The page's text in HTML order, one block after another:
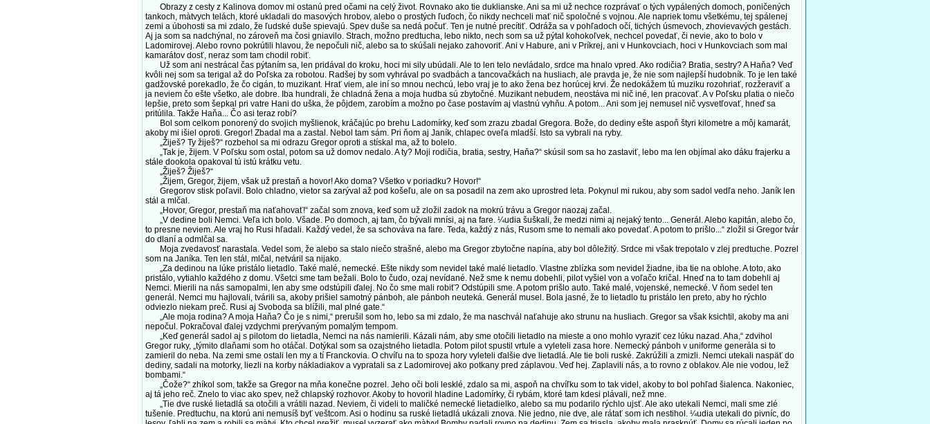
Obrazy z cesty z Kalinova domov mi ostanú pred očami na celý život. Rovnako ako tie duklianske. Ani sa mi už nechce rozprávať o tých vypálených domoch, poničených
tankoch, màtvych telách, ktoré ukladali do masových hrobov, alebo o prostých ľuďoch, čo nikdy nechceli mať nič spoločné s vojnou. Ale napriek tomu všetkému, tej spálenej
zemi a úbohosti sa mi zdalo, že ľudské duše spievajú. Spev duše sa nedá počuť. Ten je nutné precítiť. Odráža sa v pohľadoch očí, tichých úsmevoch, zhovievavých gestách.
Aj ja som sa nadchýnal, no zároveň ma čosi gniavilo. Strach, možno predtucha, lebo nikto, nech som sa už pýtal kohokoľvek, nechcel povedať, či nevie, ako to bolo v
Ladomirovej. Alebo rovno pokrútili hlavou, že nepočuli nič, alebo sa to skúšali nejako zahovoriť. Ani v Habure, ani v Príkrej, ani v Hunkovciach, hoci v Hunkovciach som mal
kamarátov dosť, neraz som tam chodil robiť.
Už som ani nestrácal čas pýtaním sa, len pridával do kroku, hoci mi sily ubúdali. Ale to len telo nevládalo, srdce ma hnalo vpred. Ako rodičia? Bratia, sestry? A Haňa? Veď
kvôli nej som sa terigal až do Poľska za robotou. Radšej by som vyhrával po svadbách a tancovačkách na husliach, ale pravda je, že nie som najlepší hudobník. To je len také
gadžovské porekadlo, že čo cigán, to muzikant. Hrať viem, ale iní so mnou nechcú, lebo vraj je to ako žena bez horúcej krvi. Že nedokážem tú muziku rozohriať, rozžeraviť a
ja neviem čo ešte všetko, ale dobre. Iba hundrali, že chladná žena a moja hudba sú zbytočné. Muzikant nebudem, neostáva mi nič iné, len pracovať. A v Poľsku platia o niečo
lepšie, preto som šepkal pri vatre Hani do uška, že pôjdem, zarobím a možno po čase postavím aj vlastnú vyhňu. A potom... Ani som jej nemusel nič vysvetľovať, hneď sa
pritúlila. Takže Haňa... Čo asi teraz robí?
Bol som celkom ponorený do svojich myšlienok, kráčajúc po brehu Ladomírky, keď som zrazu zbadal Gregora. Bože, do dediny ešte aspoň štyri kilometre a môj kamarát,
akoby mi išiel oproti. Gregor! Zbadal ma a zastal. Nebol tam sám. Pri ňom aj Janík, chlapec oveľa mladší. Isto sa vybrali na ryby.
„Žiješ? Ty žiješ?“ rozbehol sa mi odrazu Gregor oproti a stískal ma, až to bolelo.
„Tak je, žijem. V Poľsku som ostal, potom sa už domov nedalo. A ty? Moji rodičia, bratia, sestry, Haňa?“ skúsil som sa ho zastaviť, lebo ma len objímal ako dáku frajerku a
stále dookola opakoval tú istú krátku vetu.
„Žiješ? Žiješ?“
„Žijem, Gregor, žijem, však už prestaň a hovor! Ako doma? Všetko v poriadku? Hovor!“
Gregorov stisk poľavil. Bolo chladno, vietor sa zarýval až pod košeľu, ale on sa posadil na zem ako uprostred leta. Pokynul mi rukou, aby som sadol vedľa neho. Janík len
stál a mlčal.
„Hovor, Gregor, prestaň ma naťahovať!“ začal som znova, keď som už zložil zadok na mokrú trávu a Gregor naozaj začal.
„V dedine boli Nemci. Veľa ich bolo. Všade. Po domoch, aj tam, čo bývali mnísi, aj na fare. ¼udia šuškali, že medzi nimi aj nejaký tento... Generál. Alebo kapitán, alebo čo,
to presne neviem. Ale vraj ho Rusi hľadali. Každý vedel, že sa schováva na fare. Teda, každý z nás, Rusom sme to nemali ako povedať. A potom to prišlo...“ zložil si Gregor tvár
do dlaní a odmlčal sa.
Moja zvedavosť narastala. Vedel som, že alebo sa stalo niečo strašné, alebo ma Gregor zbytočne napína, aby bol dôležitý. Srdce mi však trepotalo v zlej predtuche. Pozrel
som na Janíka. Ten len stál, mlčal, netváril sa nijako.
„Za dedinou na lúke pristálo lietadlo. Také malé, nemecké. Ešte nikdy som nevidel také malé lietadlo. Vlastne zblízka som nevidel žiadne, iba tie na oblohe. A toto, ako
pristálo, vytiahlo každého z domu. Všetci sme tam bežali. Bolo to čudo, ozaj nevídané. Než sme k nemu dobehli, pilot vyšiel von a voľačo kričal. Hneď na to tam dobehli aj
Nemci. Mierili na nás samopalmi, len aby sme odstúpili ďalej. No čo sme mali robiť? Odstúpili sme. A potom prišlo auto. Také malé, vojenské, nemecké. V ňom sedel ten
generál. Nemci mu hajlovali, tvárili sa, akoby prišiel samotný pánboh, ale pánboh neuteká. Generál musel. Bola jasné, že to lietadlo tu pristálo len preto, aby ho rýchlo
odviezlo niekam preč. Rusi aj Svoboda sa blížili, mal plné gate.“
„Ale moja rodina? A moja Haňa? Čo je s nimi,“ prerušil som ho, lebo sa mi zdalo, že ma naschvál naťahuje ako strunu na husliach. Gregor sa však ksichtil, akoby ma ani
nepočul. Pokračoval ďalej vzdychmi prerývaným pomalým tempom.
„Keď generál sadol aj s pilotom do lietadla, Nemci na nás namierili. Kázali nám, aby sme otočili lietadlo na mieste a ono mohlo vyraziť cez lúku nazad. Aha,“ zdvihol
Gregor ruky, „týmito dlaňami som ho otáčal. Dotýkal som sa ozajstného lietadla. Potom pilot spustil vrtule a vyleteli zasa hore. Nemecký pánboh v uniforme generála si to
zamieril do neba. Na zemi sme ostali len my a tí Franckovia. O chvíľu na to spoza hory vyleteli ďalšie dve lietadlá. Ale tie boli ruské. Zakrúžili a zmizli. Nemci utekali naspäť do
dediny, sadali na motorky, liezli na korby nákladiakov a vypratali sa z Ladomirovej ako potkany pred záplavou. Veď hej. Zaplavili nás, a to rovno z oblakov. Ale nie vodou, lež
bombami.“
„Čože?“ zhíkol som, takže sa Gregor na mňa konečne pozrel. Jeho oči boli lesklé, zdalo sa mi, aspoň na chvíľku som to tak videl, akoby to bol pohľad šialenca. Nakoniec,
aj tá jeho reč. Znelo to viac ako spev, než chlapský rozhovor. Akoby to hovoril hladine Ladomírky, či rybám, ktoré tam kdesi plávali, než mne.
„Tie dve ruské lietadlá sa otočili a vrátili nazad. Neviem, či videli to maličké nemecké lietadielko, alebo sa mu podarilo rýchlo ujsť. Ale ako utekali Nemci, mali sme zlé
tušenie. Predtuchu, na ktorú ani nemusíš byť veštcom. Asi o hodinu sa ruské lietadlá ukázali znova. Nie jedno, nie dve, ale rátať som ich nestihol. ¼udia utekali do pivníc, do